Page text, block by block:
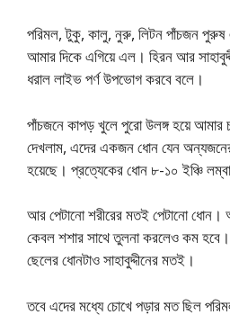
পরিমল, টুকু, কালু, নুরু, লিটন পাঁচজন পুরুষ
আমার দিকে এগিয়ে এল। হিরন আর
ধরাল লাইভ পর্ণ উপভোগ করবে বলে।
পাঁচজনে কাপড় খুলে পুরো উলঙ্গ হয়ে আমার
দেখলাম, এদের একজন ধোন যেন
হয়েছে। প্রত্যেকের ধোন ৮-১০ ইঞ্চি
আর পেটানো শরীরের মতই পেটানো ধোন।
কেবল শশার সাথে তুলনা করলেও কম হবে।
ছেলের ধোনটাও সাহাবুদ্দীনের মতই।
তবে এদের মধ্যে চোখে পড়ার মত ছিল